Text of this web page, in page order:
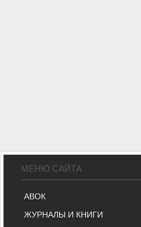
МЕНЮ САЙТА
АВОК
ЖУРНАЛЫ И КНИГИ